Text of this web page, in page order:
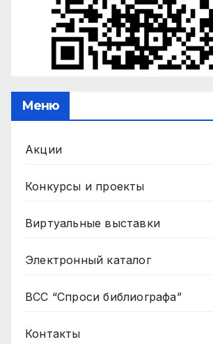
Меню
Акции
Конкурсы и проекты
Виртуальные выставки
Электронный каталог
ВСС “Спроси библиографа”
Контакты